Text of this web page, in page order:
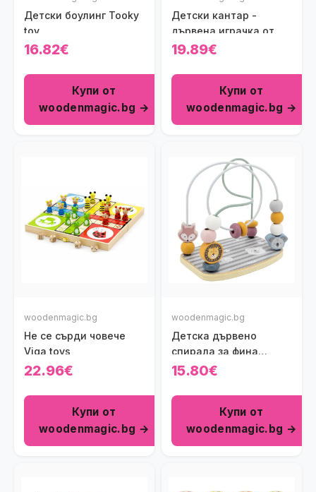
Детски боулинг Tooky
toy
16.82€
Купи от
woodenmagic.bg →
Детски кантар -
дървена играчка от
Viga toys
19.89€
Купи от
woodenmagic.bg →
woodenmagic.bg
Не се сърди човече
Viga toys
22.96€
Купи от
woodenmagic.bg →
woodenmagic.bg
Детска дървено
спирала за фина
моторика Polar B Viga
15.80€
Купи от
woodenmagic.bg →